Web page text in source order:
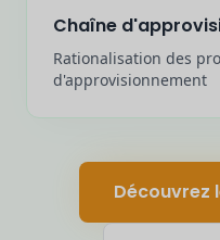
Chaîne
Rationalisation des
d'approvisionnement
Découvrez